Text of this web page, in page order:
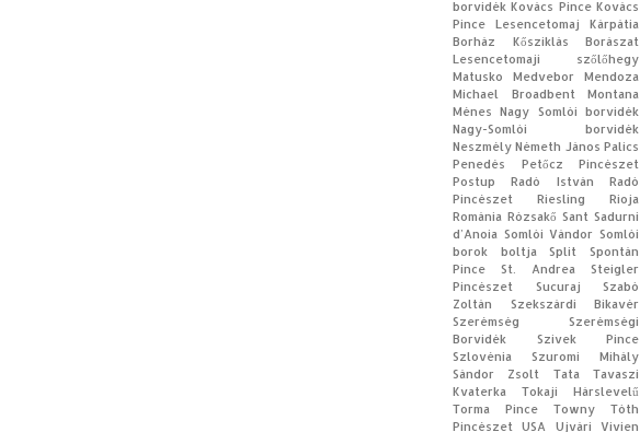
borvidék Kovács Pince Kovács
Pince Lesencetomaj
Kárpátia
Borház
Kősziklás Borászat
Lesencetomaji szőlőhegy
Matusko
Medvebor
Mendoza
Michael Broadbent
Montana
Ménes Nagy Somlói borvidék
Nagy-Somlói borvidék
Neszmély Németh János Palics
Penedès
Petőcz Pincészet
Postup
Radó István
Radó
Pincészet
Riesling
Rioja
Románia Rózsakő Sant Sadurni
d’Anoia Somlói Vándor Somlói
borok boltja
Split
Spontán
Pince
St. Andrea
Steigler
Pincészet
Sucuraj
Szabó
Zoltán
Szekszárdi Bikavér
Szerémség
Szerémségi
Borvidék
Szivek Pince
Szlovénia
Szuromi Mihály
Sándor Zsolt
Tata
Tavaszi
Kvaterka
Tokaji Hárslevelű
Torma Pince
Towny
Tóth
Pincészet USA
Ujvári Vivien